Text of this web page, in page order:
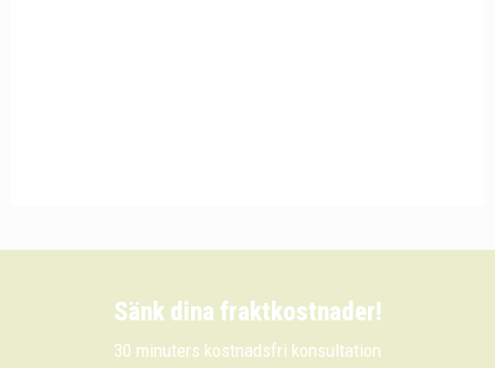
Sänk dina fraktkostnader!
30 minuters kostnadsfri konsultation